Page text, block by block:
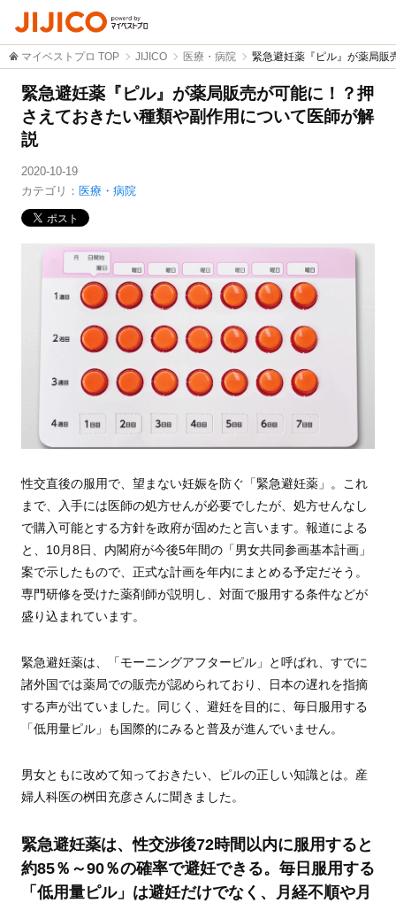
マイベストプロ TOP JIJICO 医療・病院 緊急避妊薬『ピル』が薬局販
緊急避妊薬『ピル』が薬局販売が可能に！？押
さえておきたい種類や副作用について医師が解
説
2020-10-19
カテゴリ： 医療・病院
性交直後の服用で、望まない妊娠を防ぐ「緊急避妊薬」。これ
まで、入手には医師の処方せんが必要でしたが、処方せんなし
で購入可能とする方針を政府が固めたと言います。報道による
と、10月8日、内閣府が今後5年間の「男女共同参画基本計画」
案で示したもので、正式な計画を年内にまとめる予定だそう。
専門研修を受けた薬剤師が説明し、対面で服用する条件などが
盛り込まれています。
緊急避妊薬は、「モーニングアフターピル」と呼ばれ、すでに
諸外国では薬局での販売が認められており、日本の遅れを指摘
する声が出ていました。同じく、避妊を目的に、毎日服用する
「低用量ピル」も国際的にみると普及が進んでいません。
男女ともに改めて知っておきたい、ピルの正しい知識とは。産
婦人科医の桝田充彦さんに聞きました。
緊急避妊薬は、性交渉後72時間以内に服用すると
約85％～90％の確率で避妊できる。毎日服用する
「低用量ピル」は避妊だけでなく、月経不順や月